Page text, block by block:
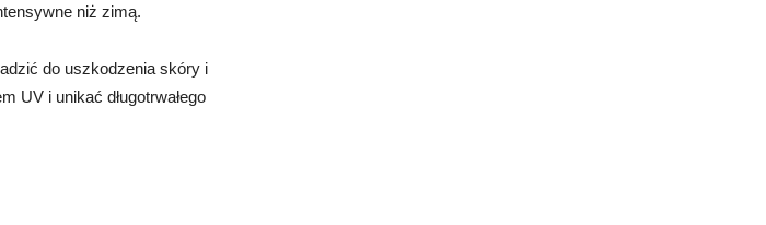
niż zimą.
do uszkodzenia skóry i
UV i unikać długotrwałego